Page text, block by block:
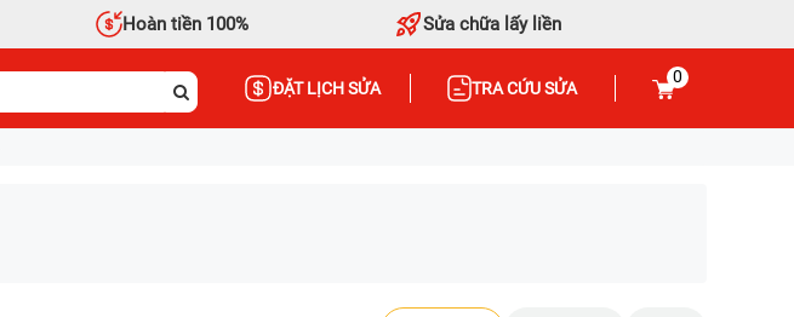
Hoàn tiền 100% Sửa chữa lấy liền
ĐẶT LỊCH SỬA TRA CỨU SỬA
0